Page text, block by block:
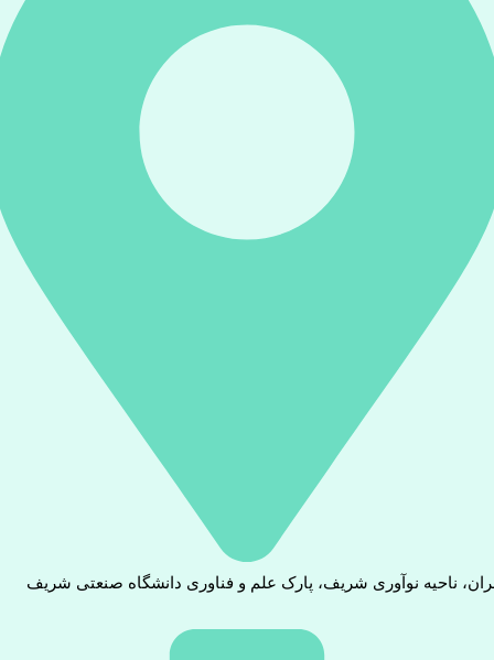
ناحیه نوآوری شریف، پارک علم و فناوری دانشگاه صنعتی شریف